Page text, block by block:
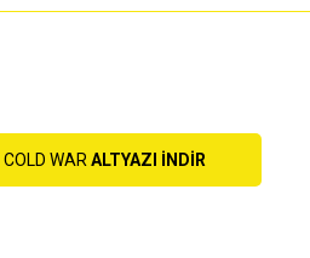
WAR ALTYAZI INDIR